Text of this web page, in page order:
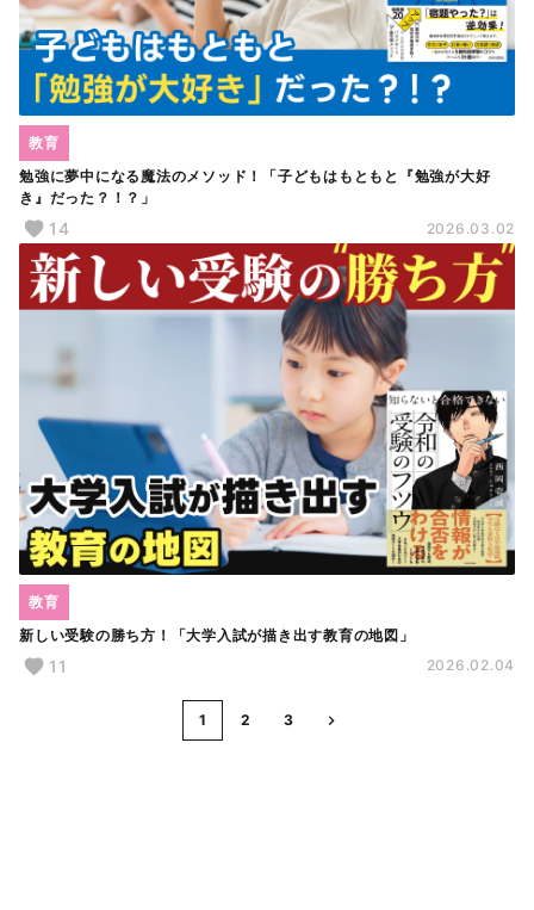
勉強に夢中になる魔法のメソッド！「子どもはもともと『勉強が大好
き』だった？！？」
教育
14 2026.03.02
新しい受験の勝ち方！「大学入試が描き出す教育の地図」
教育
11 2026.02.04
1 2 3